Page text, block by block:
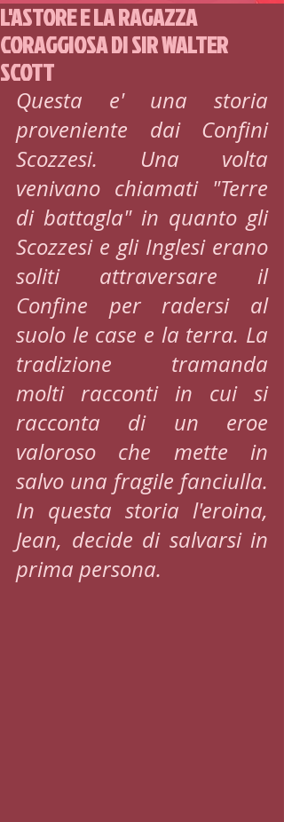
L'ASTORE E LA RAGAZZA
CORAGGIOSA DI SIR WALTER
SCOTT
Questa e' una storia
proveniente dai Confini
Scozzesi. Una volta
venivano chiamati "Terre
di battagla" in quanto gli
Scozzesi e gli Inglesi erano
soliti attraversare il
Confine per radersi al
suolo le case e la terra. La
tradizione  tramanda
molti racconti in cui si
racconta di un eroe
valoroso che mette in
salvo una fragile fanciulla.
In questa storia l'eroina,
Jean, decide di salvarsi in
prima persona.